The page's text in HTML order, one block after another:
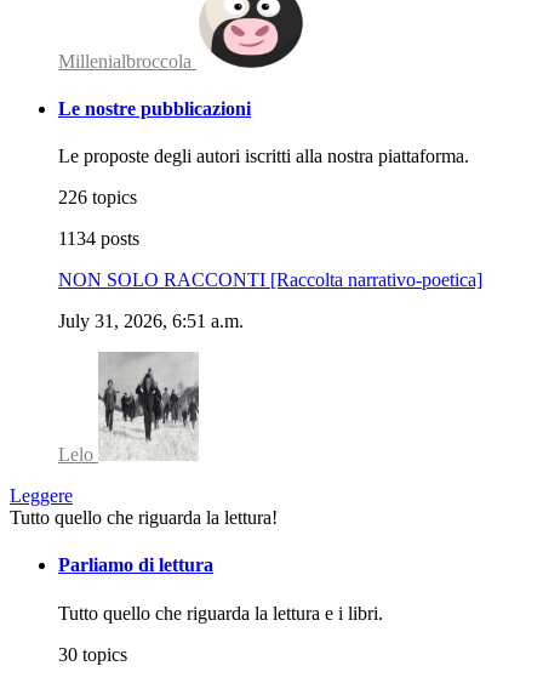
Millenialbroccola
Le nostre pubblicazioni
Le proposte degli autori iscritti alla nostra piattaforma.
226 topics
1134 posts
NON SOLO RACCONTI [Raccolta narrativo-poetica]
July 31, 2026, 6:51 a.m.
Lelo
Leggere
Tutto quello che riguarda la lettura!
Parliamo di lettura
Tutto quello che riguarda la lettura e i libri.
30 topics